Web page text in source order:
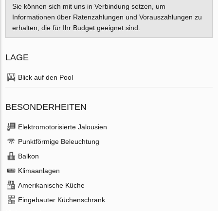
Sie können sich mit uns in Verbindung setzen, um
Informationen über Ratenzahlungen und Vorauszahlungen zu
erhalten, die für Ihr Budget geeignet sind.
LAGE
Blick auf den Pool
BESONDERHEITEN
Elektromotorisierte Jalousien
Punktförmige Beleuchtung
Balkon
Klimaanlagen
Amerikanische Küche
Eingebauter Küchenschrank